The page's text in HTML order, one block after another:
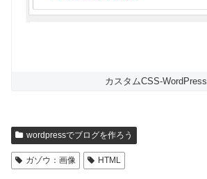
カスタムCSS-WordPress
wordpressでブログを作ろう
ガゾウ：画像 HTML